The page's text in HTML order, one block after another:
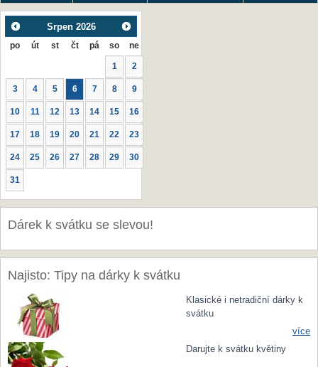
Srpen 2026
po út st čt pá so ne
1 2
3 4 5 6 7 8 9
10 11 12 13 14 15 16
17 18 19 20 21 22 23
24 25 26 27 28 29 30
31
Dárek k svátku se slevou!
Najisto: Tipy na dárky k svátku
Klasické i netradiční dárky k
svátku
více
Darujte k svátku květiny